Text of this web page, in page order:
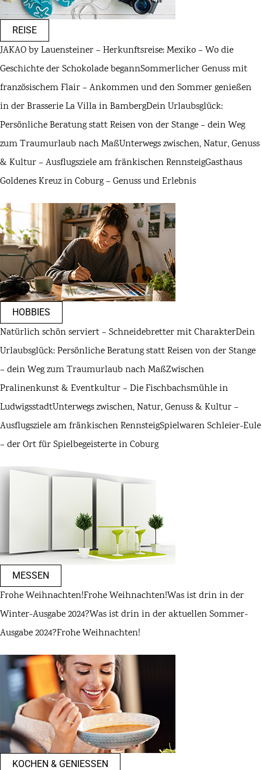
REISE
JAKAO by Lauensteiner – Herkunftsreise: Mexiko – Wo die
Geschichte der Schokolade begannSommerlicher Genuss mit
französischem Flair – Ankommen und den Sommer genießen
in der Brasserie La Villa in BambergDein Urlaubsglück:
Persönliche Beratung statt Reisen von der Stange – dein Weg
zum Traumurlaub nach MaßUnterwegs zwischen, Natur, Genuss
& Kultur – Ausflugsziele am fränkischen RennsteigGasthaus
Goldenes Kreuz in Coburg – Genuss und Erlebnis
HOBBIES
Natürlich schön serviert – Schneidebretter mit CharakterDein
Urlaubsglück: Persönliche Beratung statt Reisen von der Stange
– dein Weg zum Traumurlaub nach MaßZwischen
Pralinenkunst & Eventkultur – Die Fischbachsmühle in
LudwigsstadtUnterwegs zwischen, Natur, Genuss & Kultur –
Ausflugsziele am fränkischen RennsteigSpielwaren Schleier-Eule
– der Ort für Spielbegeisterte in Coburg
MESSEN
Frohe Weihnachten!Frohe Weihnachten!Was ist drin in der
Winter-Ausgabe 2024?Was ist drin in der aktuellen Sommer-
Ausgabe 2024?Frohe Weihnachten!
KOCHEN & GENIESSEN